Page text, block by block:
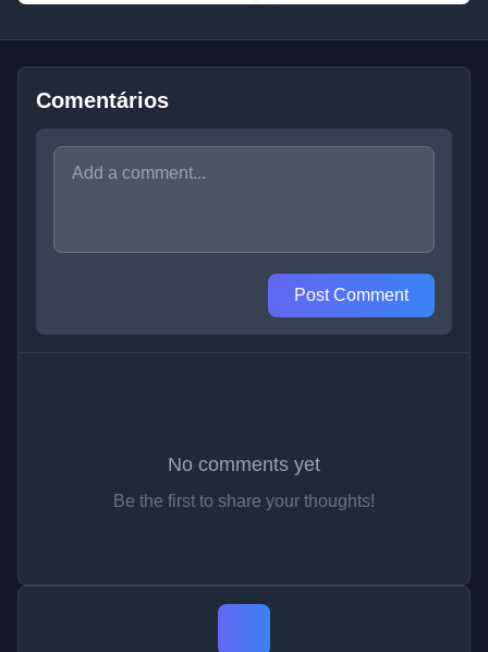
Comentários
Post Comment
No comments yet
Be the first to share your thoughts!